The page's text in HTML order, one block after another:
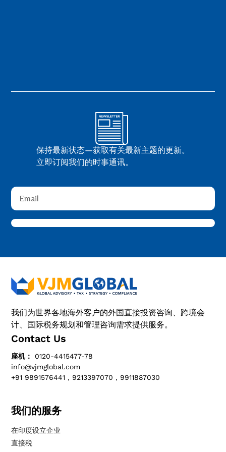
保持最新状态—获取有关最新主题的更新。
立即订阅我们的时事通讯。
我们为世界各地海外客户的外国直接投资咨询、跨境会
计、国际税务规划和管理咨询需求提供服务。
Contact Us
座机：
0120-4415477-78
info@vjmglobal.com
+91 9891576441，9213397070，9911887030
我们的服务
在印度设立企业
直接税